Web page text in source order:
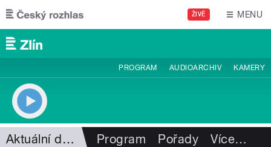
Přejít k hlavnímu obsahu
ŽIVĚ MENU
PROGRAM AUDIOARCHIV KAMERY
Aktuální dění Program Pořady Více…